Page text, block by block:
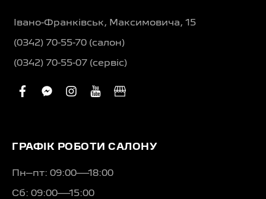
Івано-Франківськ, Максимовича, 15
(0342) 70-55-70 (салон)
(0342) 70-55-07 (сервіс)
facebook
facebook-
instagram
youtube
business
ГРАФІК РОБОТИ САЛОНУ
Пн–пт: 09:00—18:00
Сб: 09:00—15:00